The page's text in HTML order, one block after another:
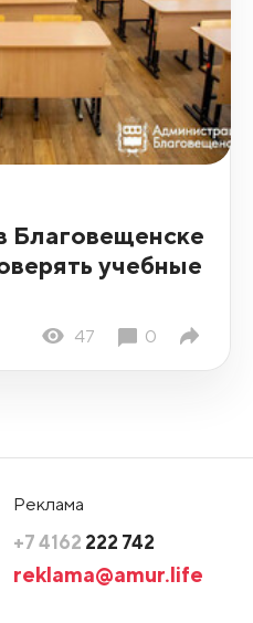
Благовещенске
учебные
47 0
Реклама
+7 4162 222 742
reklama@amur.life